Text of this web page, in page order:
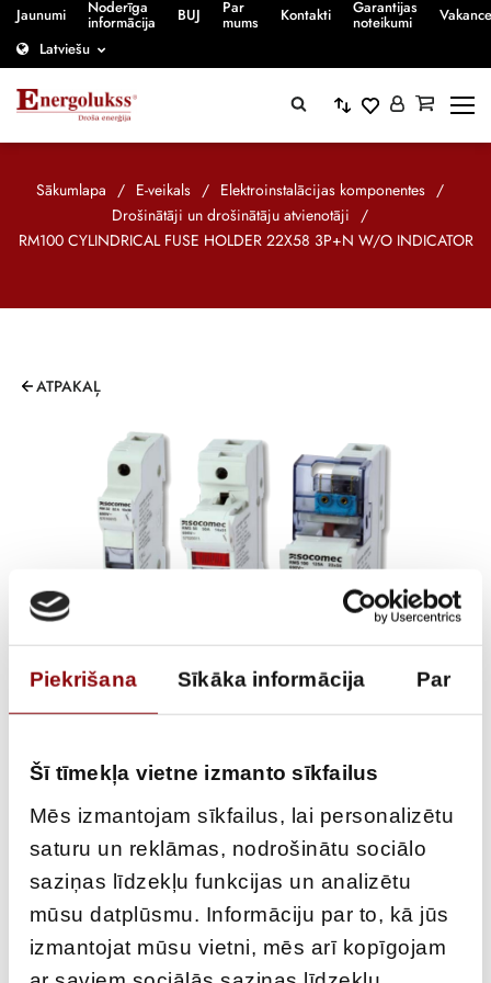
Piekrišana Sīkāka informācija Par
Šī tīmekļa vietne izmanto sīkfailus
Mēs izmantojam sīkfailus, lai personalizētu
saturu un reklāmas, nodrošinātu sociālo
saziņas līdzekļu funkcijas un analizētu
mūsu datplūsmu. Informāciju par to, kā jūs
izmantojat mūsu vietni, mēs arī kopīgojam
Jaunumi Noderīga
informācija BUJ Par
mums Kontakti Garantijas
noteikumi
Latviešu
Sākumlapa / E-veikals / Elektroinstalācijas komponentes /
Drošinātāji un drošinātāju atvienotāji /
RM100 CYLINDRICAL FUSE HOLDER 22X58 3P+N W/O INDICATOR
ATPAKAĻ
RM100 CYLINDRICAL
FUSE HOLDER 22X58
3P+N W/O INDICATOR
€45,47
ar PVN